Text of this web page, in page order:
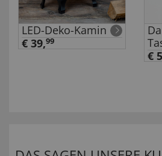
LED-Deko-Kamin
€ 39,99
€